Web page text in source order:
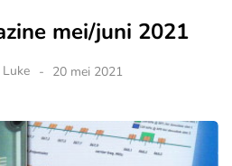
mei/juni 2021
Luke 20 mei 2021